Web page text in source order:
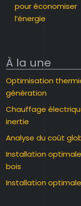
pour économiser
l’énergie
À la une
Optimisation
génération
Chauffage
inertie
Analyse du coût
Installation
bois
Installation optimale